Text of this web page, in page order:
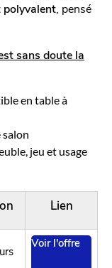
polyvalent, pensé
sans doute la
en table à
salon
jeu et usage
Lien
Voir l'offre